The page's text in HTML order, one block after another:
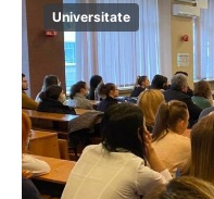
Universitate